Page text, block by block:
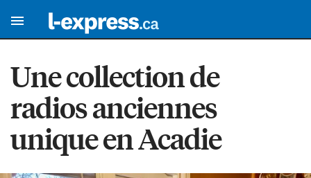
Une collection de
radios anciennes
unique en Acadie